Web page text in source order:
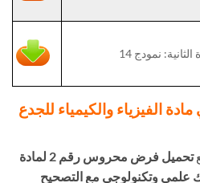
رقم 2 في مادة الفيزياء والكيمياء للجدع
تحميل فرض محروس رقم 2 لمادة
علمي وتكنولوجي مع التصحيح